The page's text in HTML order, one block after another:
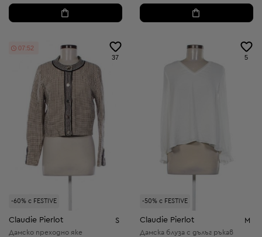
-60% с FESTIVE
37
Claudie Pierlot S
Дамско преходно яке
07:51
-50% с FESTIVE
5
Claudie Pierlot M
Дамска блуза с дълъг ръкав